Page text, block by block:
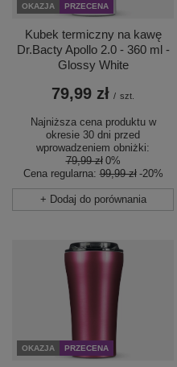
OKAZJA PRZECENA
Kubek termiczny na kawę
Dr.Bacty Apollo 2.0 - 360 ml -
Glossy White
79,99 zł / szt.
Najniższa cena produktu w
okresie 30 dni przed
wprowadzeniem obniżki:
79,99 zł 0%
Cena regularna:99,99 zł -20%
+ Dodaj do porównania
OKAZJA PRZECENA